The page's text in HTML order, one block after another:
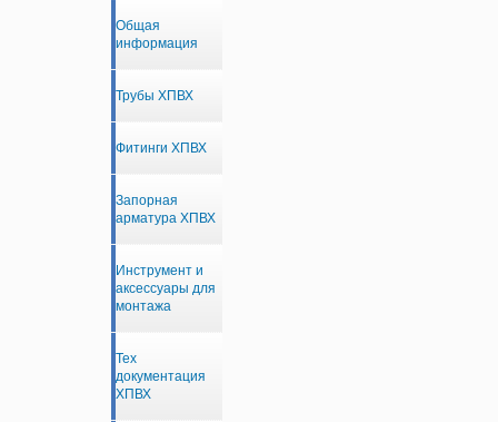
Общая
информация
Трубы ХПВХ
Фитинги ХПВХ
Запорная
арматура ХПВХ
Инструмент и
аксессуары для
монтажа
Тех
документация
ХПВХ